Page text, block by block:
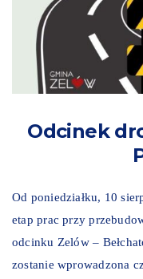
Odcinek
Od poniedziałku, 10
etap prac przy
odcinku Zelów –
zostanie wprowadzona